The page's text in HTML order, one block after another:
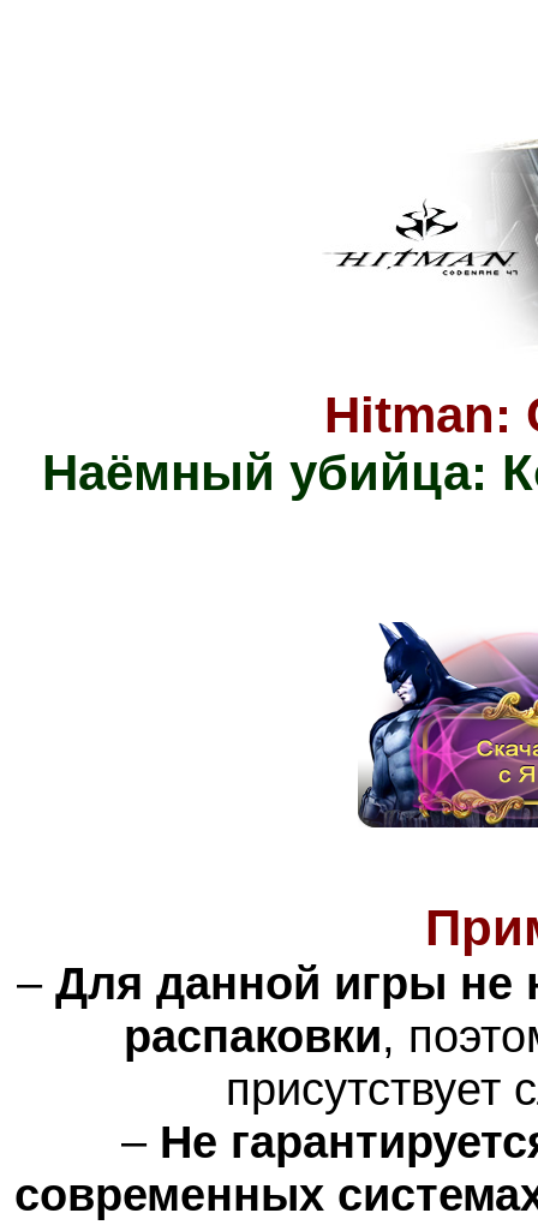
Hitman:
Наёмный убийца:
– Для данной игры не
распаковки,
присутствует
– Не
современных